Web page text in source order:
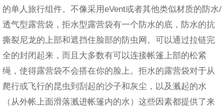
的单人旅行组件。不像采用eVent或者其他类似材质的防水/
透气型露营袋，拒水型露营袋有一个防水的底，防水的抗
撕裂尼龙的上部和遮挡住脸部的防虫网。可以通过拉链完
全的封闭起来，而且大多数有可以连接帐篷上部的松紧
绳，使得露营袋不会搭在你的脸上。拒水的露营袋对于从
爬行或飞行的昆虫到刮起的沙子和灰尘，以及溅起的水
（从外帐上面滑落溅进帐篷内的水）这些因素都提供了来